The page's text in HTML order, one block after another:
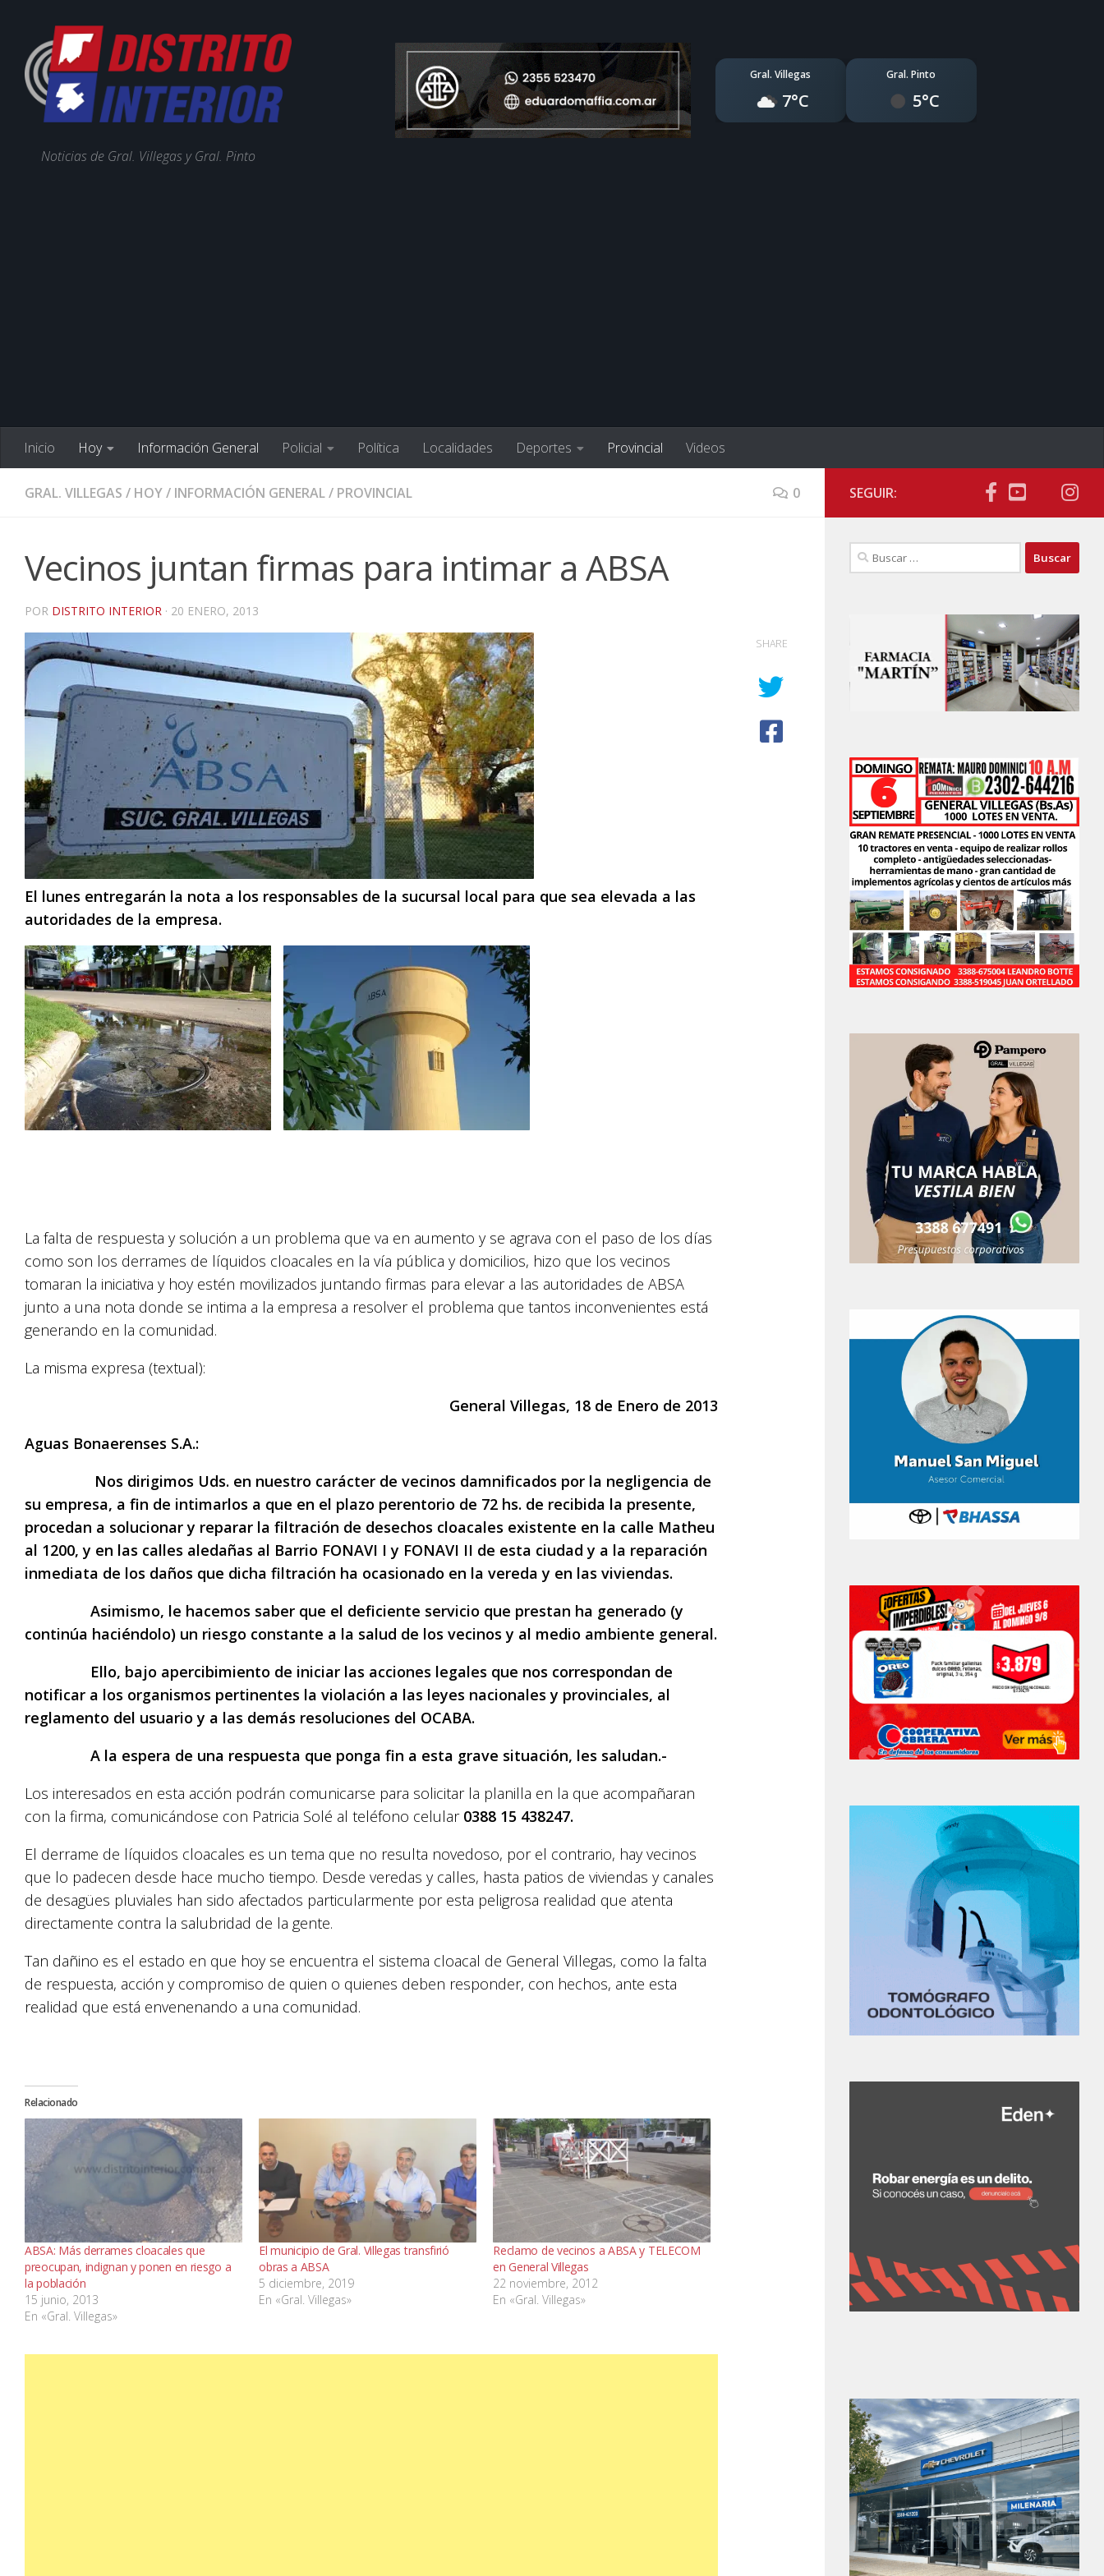
Noticias de Gral. Villegas y Gral. Pinto
Gral. Villegas
7°C
Gral. Pinto
5°C
Inicio Hoy Información General Policial Política Localidades Deportes Provincial Videos
GRAL. VILLEGAS / HOY/ INFORMACIÓN GENERAL/ PROVINCIAL 0
Vecinos juntan firmas para intimar a ABSA
POR DISTRITO INTERIOR · 20 ENERO, 2013
El lunes entregarán la nota a los responsables de la sucursal local para que sea elevada a las
autoridades de la empresa.
La falta de respuesta y solución a un problema que va en aumento y se agrava con el paso de los días
como son los derrames de líquidos cloacales en la vía pública y domicilios, hizo que los vecinos
tomaran la iniciativa y hoy estén movilizados juntando firmas para elevar a las autoridades de ABSA
junto a una nota donde se intima a la empresa a resolver el problema que tantos inconvenientes está
generando en la comunidad.
La misma expresa (textual):
General Villegas, 18 de Enero de 2013
Aguas Bonaerenses S.A.:
Nos dirigimos Uds. en nuestro carácter de vecinos damnificados por la negligencia de
su empresa, a fin de intimarlos a que en el plazo perentorio de 72 hs. de recibida la presente,
procedan a solucionar y reparar la filtración de desechos cloacales existente en la calle Matheu
al 1200, y en las calles aledañas al Barrio FONAVI I y FONAVI II de esta ciudad y a la reparación
inmediata de los daños que dicha filtración ha ocasionado en la vereda y en las viviendas.
Asimismo, le hacemos saber que el deficiente servicio que prestan ha generado (y
continúa haciéndolo) un riesgo constante a la salud de los vecinos y al medio ambiente general.
Ello, bajo apercibimiento de iniciar las acciones legales que nos correspondan de
notificar a los organismos pertinentes la violación a las leyes nacionales y provinciales, al
reglamento del usuario y a las demás resoluciones del OCABA.
A la espera de una respuesta que ponga fin a esta grave situación, les saludan.-
Los interesados en esta acción podrán comunicarse para solicitar la planilla en la que acompañaran
con la firma, comunicándose con Patricia Solé al teléfono celular 0388 15 438247.
El derrame de líquidos cloacales es un tema que no resulta novedoso, por el contrario, hay vecinos
que lo padecen desde hace mucho tiempo. Desde veredas y calles, hasta patios de viviendas y canales
de desagües pluviales han sido afectados particularmente por esta peligrosa realidad que atenta
directamente contra la salubridad de la gente.
Tan dañino es el estado en que hoy se encuentra el sistema cloacal de General Villegas, como la falta
de respuesta, acción y compromiso de quien o quienes deben responder, con hechos, ante esta
realidad que está envenenando a una comunidad.
Relacionado
ABSA: Más derrames cloacales que
preocupan, indignan y ponen en riesgo a
la población
15 junio, 2013
En «Gral. Villegas»
El municipio de Gral. Villegas transfirió
obras a ABSA
5 diciembre, 2019
En «Gral. Villegas»
Reclamo de vecinos a ABSA y TELECOM
en General Villegas
22 noviembre, 2012
En «Gral. Villegas»
SHARE
SEGUIR:
Buscar: